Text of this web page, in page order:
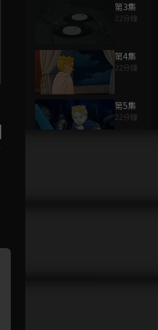
第3集
22分鐘
第4集
22分鐘
第5集
22分鐘
為您推薦